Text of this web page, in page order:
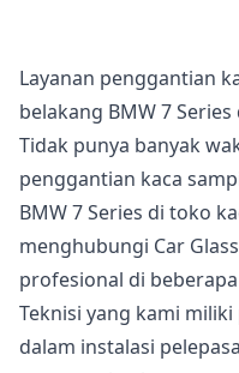
Layanan penggantian
belakang BMW 7
Tidak punya banyak
penggantian kaca
BMW 7 Series di toko
menghubungi Car
profesional di
Teknisi yang kami
dalam instalasi